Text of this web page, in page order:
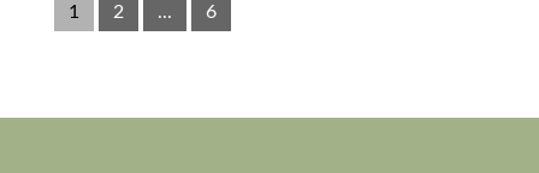
1 2 ... 6